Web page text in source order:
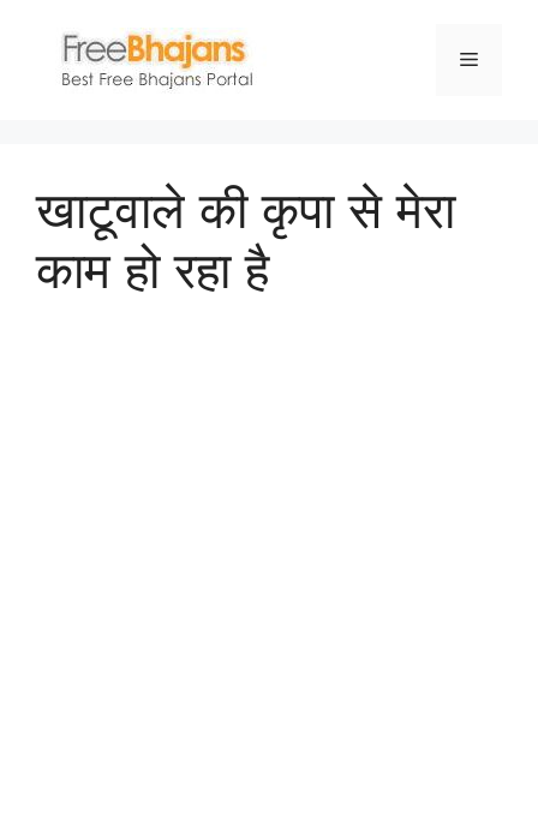
content
Menu
खाटूवाले की कृपा से मेरा
काम हो रहा है